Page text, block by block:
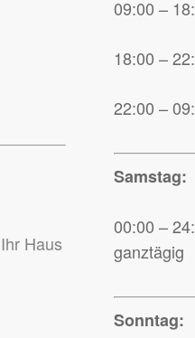
Haus
09:00 –
18:00 –
22:00 –
Samstag:
00:00 –
ganztägig
Sonntag: